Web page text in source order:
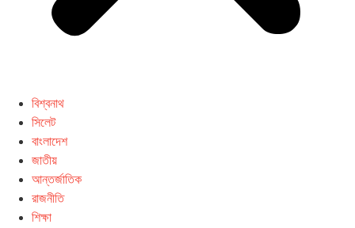
বিশ্বনাথ
সিলেট
বাংলাদেশ
জাতীয়
আন্তর্জাতিক
রাজনীতি
শিক্ষা